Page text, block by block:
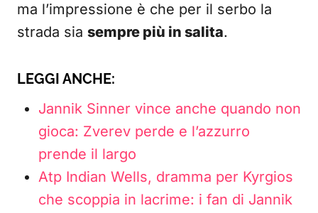
ma l’impressione è che per il serbo la
strada sia sempre più in salita.
LEGGI ANCHE:
Jannik Sinner vince anche quando non
gioca: Zverev perde e l’azzurro
prende il largo
Atp Indian Wells, dramma per Kyrgios
che scoppia in lacrime: i fan di Jannik